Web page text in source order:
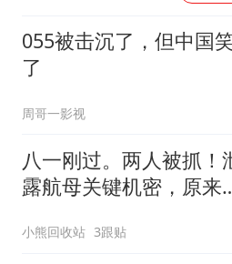
055被击沉了，但中国
了
周哥一影视
八一刚过。两人被抓！
露航母关键机密，原来
小熊回收站 3跟贴